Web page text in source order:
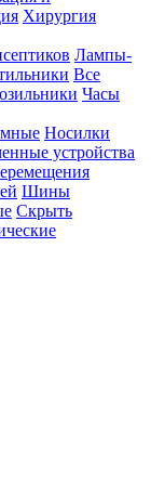
Хирургия
Лампы-
Все
Часы
Носилки
устройства
Шины
Скрыть